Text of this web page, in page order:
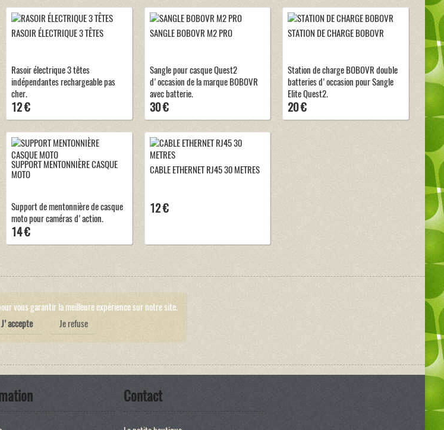
RASOIR ÉLECTRIQUE 3 TÊTES
Rasoir électrique 3 têtes
indépendantes rechargeable pas
cher.
12 €
SANGLE BOBOVR M2 PRO
Sangle pour casque Quest2
d'occasion de la marque BOBOVR
avec batterie.
30 €
STATION DE CHARGE BOBOVR
Station de charge BOBOVR double
batteries d'occasion pour Sangle
Elite Quest2.
20 €
SUPPORT MENTONNIÈRE CASQUE
MOTO
Support de mentonnière de casque
moto pour caméras d'action.
14 €
CABLE ETHERNET RJ45 30 METRES
12 €
vous garantir la meilleure expérience sur notre site.
J'accepte
Je refuse
Contact